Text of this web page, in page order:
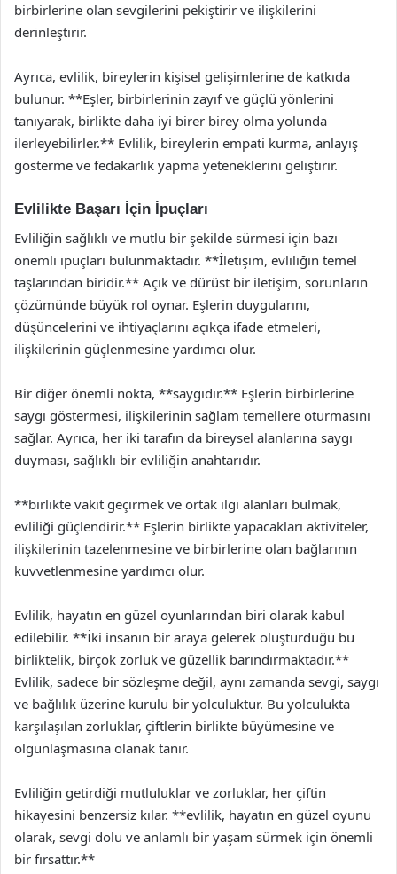
birbirlerine olan sevgilerini pekiştirir ve ilişkilerini
derinleştirir.
Ayrıca, evlilik, bireylerin kişisel gelişimlerine de katkıda
bulunur. **Eşler, birbirlerinin zayıf ve güçlü yönlerini
tanıyarak, birlikte daha iyi birer birey olma yolunda
ilerleyebilirler.** Evlilik, bireylerin empati kurma, anlayış
gösterme ve fedakarlık yapma yeteneklerini geliştirir.
Evlilikte Başarı İçin İpuçları
Evliliğin sağlıklı ve mutlu bir şekilde sürmesi için bazı
önemli ipuçları bulunmaktadır. **İletişim, evliliğin temel
taşlarından biridir.** Açık ve dürüst bir iletişim, sorunların
çözümünde büyük rol oynar. Eşlerin duygularını,
düşüncelerini ve ihtiyaçlarını açıkça ifade etmeleri,
ilişkilerinin güçlenmesine yardımcı olur.
Bir diğer önemli nokta, **saygıdır.** Eşlerin birbirlerine
saygı göstermesi, ilişkilerinin sağlam temellere oturmasını
sağlar. Ayrıca, her iki tarafın da bireysel alanlarına saygı
duyması, sağlıklı bir evliliğin anahtarıdır.
**birlikte vakit geçirmek ve ortak ilgi alanları bulmak,
evliliği güçlendirir.** Eşlerin birlikte yapacakları aktiviteler,
ilişkilerinin tazelenmesine ve birbirlerine olan bağlarının
kuvvetlenmesine yardımcı olur.
Evlilik, hayatın en güzel oyunlarından biri olarak kabul
edilebilir. **İki insanın bir araya gelerek oluşturduğu bu
birliktelik, birçok zorluk ve güzellik barındırmaktadır.**
Evlilik, sadece bir sözleşme değil, aynı zamanda sevgi, saygı
ve bağlılık üzerine kurulu bir yolculuktur. Bu yolculukta
karşılaşılan zorluklar, çiftlerin birlikte büyümesine ve
olgunlaşmasına olanak tanır.
Evliliğin getirdiği mutluluklar ve zorluklar, her çiftin
hikayesini benzersiz kılar. **evlilik, hayatın en güzel oyunu
olarak, sevgi dolu ve anlamlı bir yaşam sürmek için önemli
bir fırsattır.**